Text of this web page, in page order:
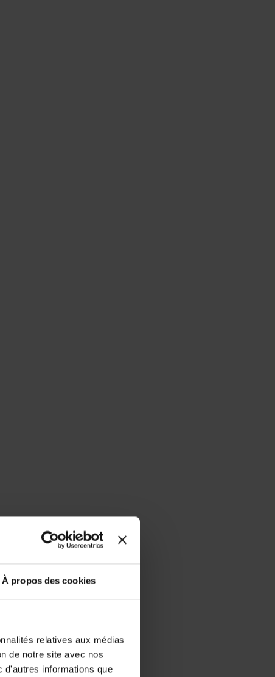
À propos des cookies
relatives aux médias
de notre site avec nos
d'autres informations que